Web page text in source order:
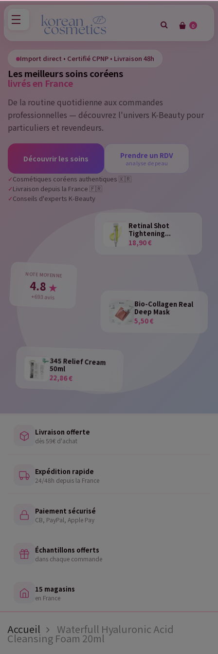
0
Import direct • Certifié CPNP • Livraison 48h
Les meilleurs soins coréens
livrés en France
De la routine quotidienne aux commandes
professionnelles — découvrez l'univers K-Beauty pour
particuliers et revendeurs.
Découvrir les soins Prendre un RDV
analyse de peau
Cosmétiques coréens authentiques 🇰🇷
Livraison depuis la France 🇫🇷
Conseils d'experts K-Beauty
Retinal Shot
Tightening...
18,90 €
345 Relief Cream
50ml
22,86 €
Bio-Collagen Real
Deep Mask
5,50 €
NOTE MOYENNE
4.8 ★
+693 avis
Livraison offerte
dès 59€ d'achat
Expédition rapide
24/48h depuis la France
Paiement sécurisé
CB, PayPal, Apple Pay
Échantillons offerts
dans chaque commande
15 magasins
en France
Accueil Waterfull Hyaluronic Acid
Cleansing Foam 20ml
Sign in
You need to be logged in to save products in your wish
list.
Cancel